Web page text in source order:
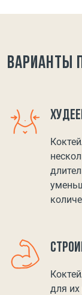
Варианты
для